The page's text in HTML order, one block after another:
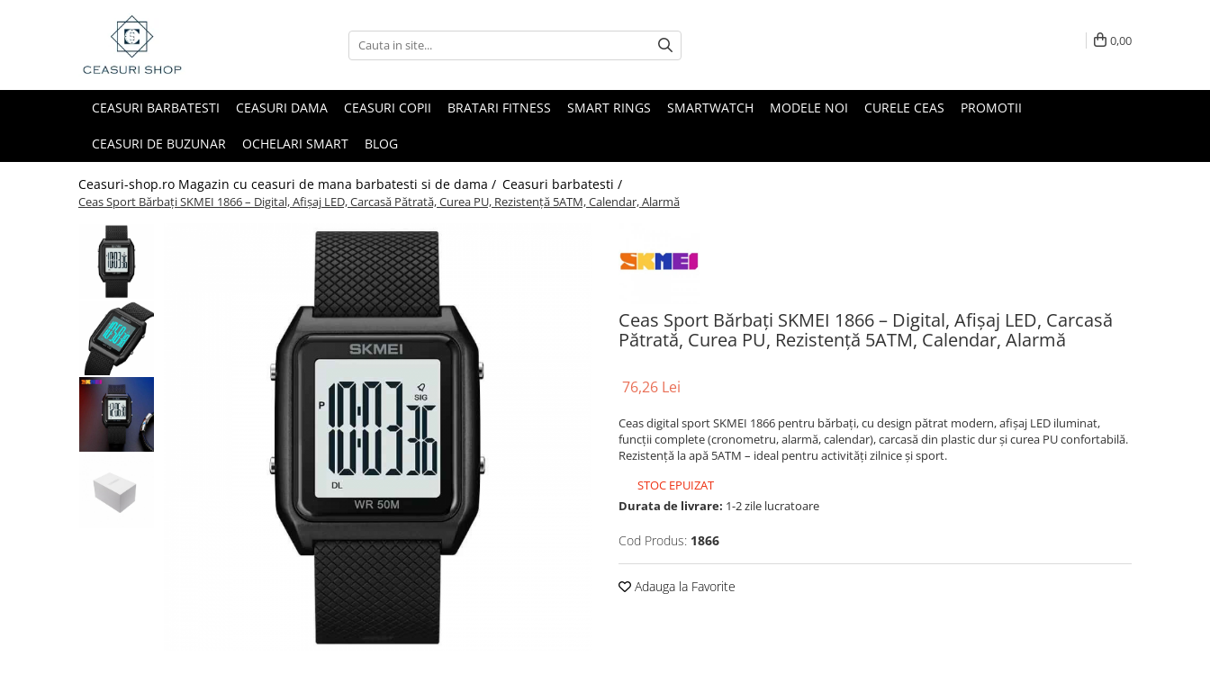
0,00
CEASURI BARBATESTI CEASURI DAMA CEASURI COPII BRATARI FITNESS SMART RINGS SMARTWATCH MODELE NOI CURELE CEAS PROMOTII
CEASURI DE BUZUNAR OCHELARI SMART BLOG
Ceasuri-shop.ro Magazin cu ceasuri de mana barbatesti si de dama / Ceasuri barbatesti /
Ceas Sport Bărbați SKMEI 1866 – Digital, Afișaj LED, Carcasă Pătrată, Curea PU, Rezistență 5ATM, Calendar, Alarmă
Ceas Sport Bărbați SKMEI 1866 – Digital, Afișaj LED, Carcasă
Pătrată, Curea PU, Rezistență 5ATM, Calendar, Alarmă
76,26 Lei
Ceas digital sport SKMEI 1866 pentru bărbați, cu design pătrat modern, afișaj LED iluminat,
funcții complete (cronometru, alarmă, calendar), carcasă din plastic dur și curea PU confortabilă.
Rezistență la apă 5ATM – ideal pentru activități zilnice și sport.
STOC EPUIZAT
Durata de livrare: 1-2 zile lucratoare
Cod Produs: 1866
Adauga la Favorite